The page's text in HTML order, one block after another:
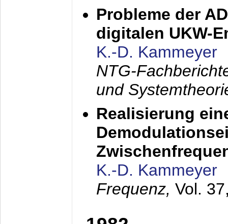
Probleme der
digitalen UKW-
K.-D. Kammeyer
NTG-
und
Realisierung
K.-D. Kammeyer
Frequenz, Vol.